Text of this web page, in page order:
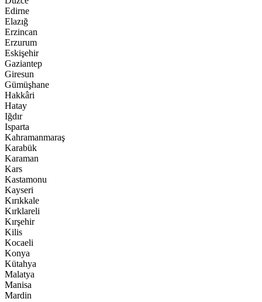
Edirne
Elazığ
Erzincan
Erzurum
Eskişehir
Gaziantep
Giresun
Gümüşhane
Hakkâri
Hatay
Iğdır
Isparta
Kahramanmaraş
Karabük
Karaman
Kars
Kastamonu
Kayseri
Kırıkkale
Kırklareli
Kırşehir
Kilis
Kocaeli
Konya
Kütahya
Malatya
Manisa
Mardin